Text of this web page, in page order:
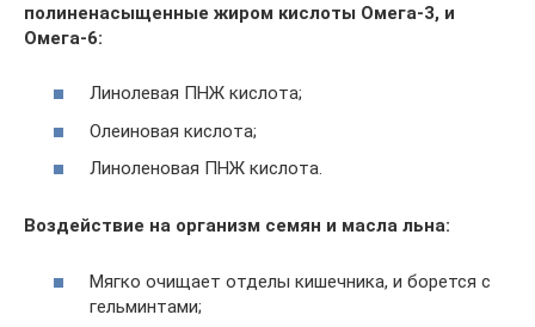
полиненасыщенные жиром кислоты Омега-3, и
Омега-6:
Линолевая ПНЖ кислота;
Олеиновая кислота;
Линоленовая ПНЖ кислота.
Воздействие на организм семян и масла льна:
Мягко очищает отделы кишечника, и борется с
гельминтами;